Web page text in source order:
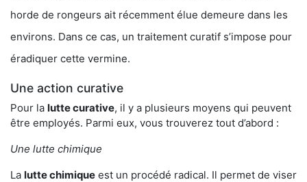
horde de rongeurs ait récemment élue demeure dans les
environs. Dans ce cas, un traitement curatif s’impose pour
éradiquer cette vermine.
Une action curative
Pour la lutte curative, il y a plusieurs moyens qui peuvent
être employés. Parmi eux, vous trouverez tout d’abord :
Une lutte chimique
La lutte chimique est un procédé radical. Il permet de viser